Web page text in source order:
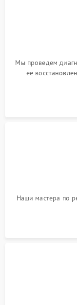
Мы проведем
ее
Наши мастера по